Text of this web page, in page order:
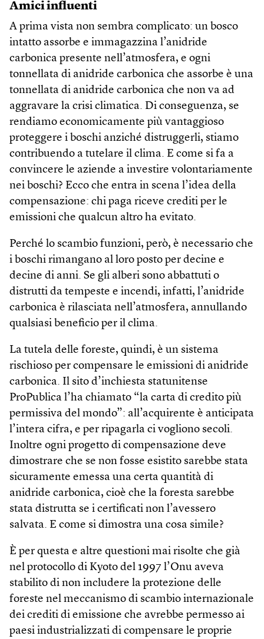
Amici influenti
A prima vista non sembra complicato: un bosco
intatto assorbe e immagazzina l’anidride
carbonica presente nell’atmosfera, e ogni
tonnellata di anidride carbonica che assorbe è una
tonnellata di anidride carbonica che non va ad
aggravare la crisi climatica. Di conseguenza, se
rendiamo economicamente più vantaggioso
proteggere i boschi anziché distruggerli, stiamo
contribuendo a tutelare il clima. E come si fa a
convincere le aziende a investire volontariamente
nei boschi? Ecco che entra in scena l’idea della
compensazione: chi paga riceve crediti per le
emissioni che qualcun altro ha evitato.
Perché lo scambio funzioni, però, è necessario che
i boschi rimangano al loro posto per decine e
decine di anni. Se gli alberi sono abbattuti o
distrutti da tempeste e incendi, infatti, l’anidride
carbonica è rilasciata nell’atmosfera, annullando
qualsiasi beneficio per il clima.
La tutela delle foreste, quindi, è un sistema
rischioso per compensare le emissioni di anidride
carbonica. Il sito d’inchiesta statunitense
ProPublica l’ha chiamato “la carta di credito più
permissiva del mondo”: all’acquirente è anticipata
l’intera cifra, e per ripagarla ci vogliono secoli.
Inoltre ogni progetto di compensazione deve
dimostrare che se non fosse esistito sarebbe stata
sicuramente emessa una certa quantità di
anidride carbonica, cioè che la foresta sarebbe
stata distrutta se i certificati non l’avessero
salvata. E come si dimostra una cosa simile?
È per questa e altre questioni mai risolte che già
nel protocollo di Kyoto del 1997 l’Onu aveva
stabilito di non includere la protezione delle
foreste nel meccanismo di scambio internazionale
dei crediti di emissione che avrebbe permesso ai
paesi industrializzati di compensare le proprie